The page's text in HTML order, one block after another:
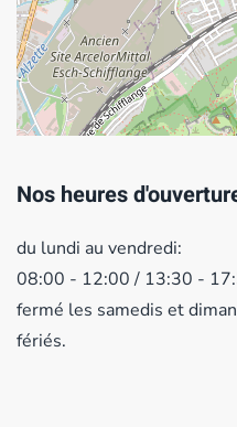
Nos heures
du lundi au vendredi:
08:00 - 12:00 / 13:30 -
fermé les samedis et
fériés.